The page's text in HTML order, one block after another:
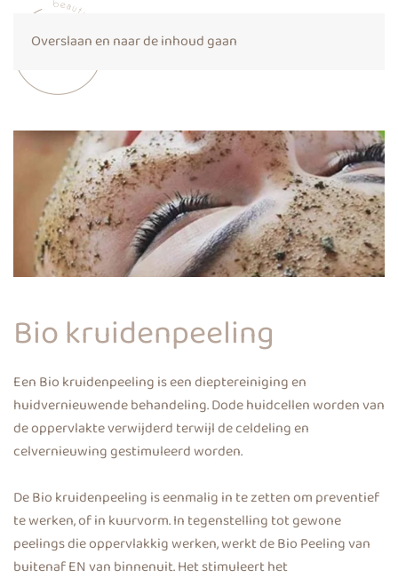
Overslaan en naar de inhoud gaan
Bio kruidenpeeling
Een Bio kruidenpeeling is een dieptereiniging en
huidvernieuwende behandeling. Dode huidcellen worden van
de oppervlakte verwijderd terwijl de celdeling en
celvernieuwing gestimuleerd worden.
De Bio kruidenpeeling is eenmalig in te zetten om preventief
te werken, of in kuurvorm. In tegenstelling tot gewone
peelings die oppervlakkig werken, werkt de Bio Peeling van
buitenaf EN van binnenuit. Het stimuleert het